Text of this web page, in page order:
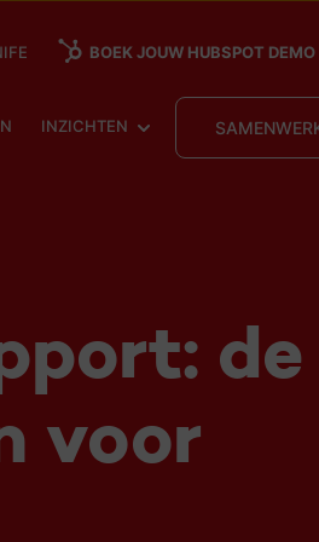
BOEK JOUW HUBSPOT DEMO
FOR
INZICHTEN SHOW SUBMENU FOR
de
voor